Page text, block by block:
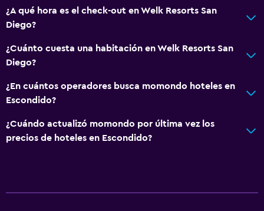
¿A qué hora es el check-out en Welk Resorts San
Diego?
¿Cuánto cuesta una habitación en Welk Resorts San
Diego?
¿En cuántos operadores busca momondo hoteles en
Escondido?
¿Cuándo actualizó momondo por última vez los
precios de hoteles en Escondido?